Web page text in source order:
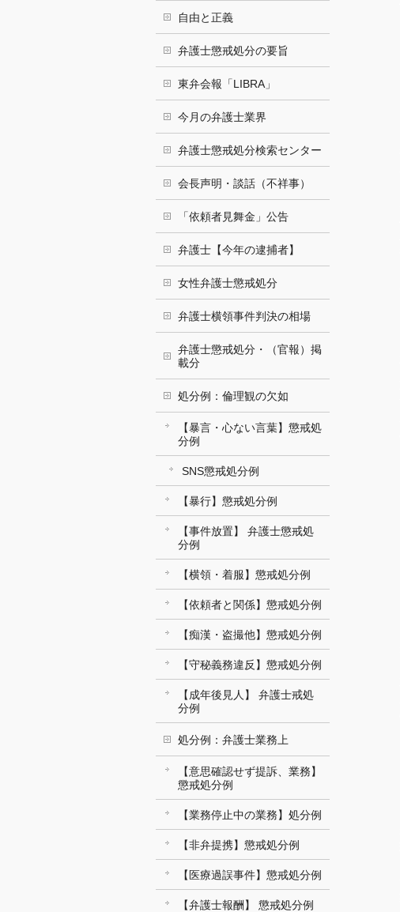
自由と正義
弁護士懲戒処分の要旨
東弁会報「LIBRA」
今月の弁護士業界
弁護士懲戒処分検索センター
会長声明・談話（不祥事）
「依頼者見舞金」公告
弁護士【今年の逮捕者】
女性弁護士懲戒処分
弁護士横領事件判決の相場
弁護士懲戒処分・（官報）掲
載分
処分例：倫理観の欠如
【暴言・心ない言葉】懲戒処
分例
SNS懲戒処分例
【暴行】懲戒処分例
【事件放置】 弁護士懲戒処
分例
【横領・着服】懲戒処分例
【依頼者と関係】懲戒処分例
【痴漢・盗撮他】懲戒処分例
【守秘義務違反】懲戒処分例
【成年後見人】 弁護士戒処
分例
処分例：弁護士業務上
【意思確認せず提訴、業務】
懲戒処分例
【業務停止中の業務】処分例
【非弁提携】懲戒処分例
【医療過誤事件】懲戒処分例
【弁護士報酬】 懲戒処分例